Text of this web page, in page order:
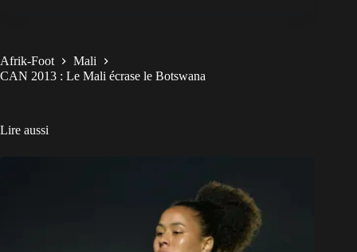
Afrik-Foot
Mali
CAN 2013 : Le Mali écrase le Botswana
Lire aussi